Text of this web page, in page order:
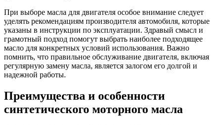
При выборе масла для двигателя особое внимание следует
уделять рекомендациям производителя автомобиля, которые
указаны в инструкции по эксплуатации. Здравый смысл и
грамотный подход помогут выбрать наиболее подходящее
масло для конкретных условий использования. Важно
помнить, что правильное обслуживание двигателя, включая
регулярную замену масла, является залогом его долгой и
надежной работы.
Преимущества и особенности
синтетического моторного масла